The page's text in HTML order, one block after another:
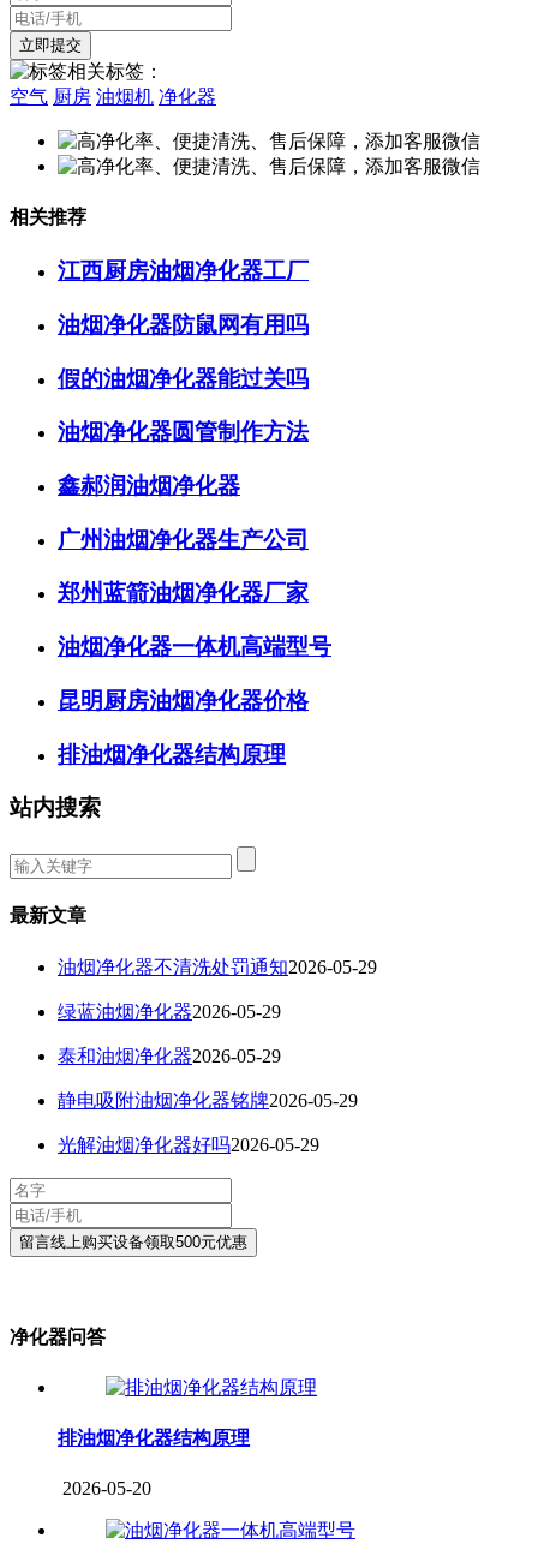
相关标签：
空气 厨房 油烟机 净化器
相关推荐
江西厨房油烟净化器工厂
油烟净化器防鼠网有用吗
假的油烟净化器能过关吗
油烟净化器圆管制作方法
鑫郝润油烟净化器
广州油烟净化器生产公司
郑州蓝箭油烟净化器厂家
油烟净化器一体机高端型号
昆明厨房油烟净化器价格
排油烟净化器结构原理
站内搜索
最新文章
油烟净化器不清洗处罚通知2026-05-29
绿蓝油烟净化器2026-05-29
泰和油烟净化器2026-05-29
静电吸附油烟净化器铭牌2026-05-29
光解油烟净化器好吗2026-05-29
净化器问答
排油烟净化器结构原理
2026-05-20